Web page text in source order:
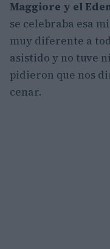
Maggiore y el
se celebraba esa
muy diferente a
asistido y no tuve
pidieron que nos
cenar.